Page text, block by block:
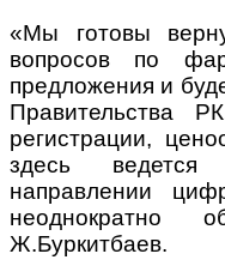
«Мы готовы
вопросов по
предложения и
Правительства
регистрации,
здесь
направлении
неоднократно
Ж.Буркитбаев.